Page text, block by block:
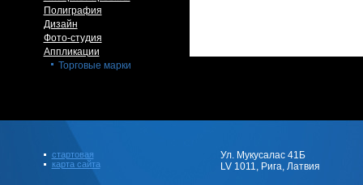
Полиграфия
Дизайн
Фото-студия
Аппликации
Торговые марки
стартовая
карта сайта
Ул. Мукусалас 41Б
LV 1011, Рига, Латвия